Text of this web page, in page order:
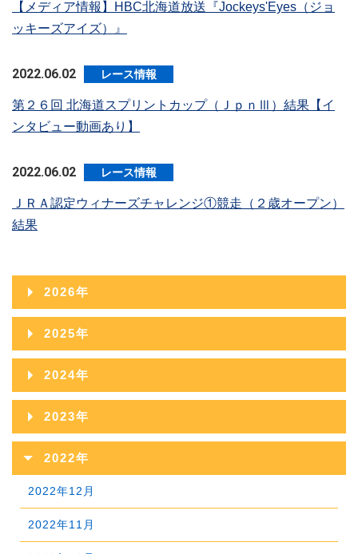
【メディア情報】HBC北海道放送『Jockeys'Eyes（ジョ
ッキーズアイズ）』
2022.06.02 レース情報
第２６回 北海道スプリントカップ（ＪｐｎⅢ）結果【イ
ンタビュー動画あり】
2022.06.02 レース情報
ＪＲＡ認定ウィナーズチャレンジ①競走（２歳オープン）
結果
2026年
2026年08月
2026年07月
2026年06月
2026年05月
2026年04月
2026年03月
2026年02月
2025年
2025年12月
2025年11月
2025年10月
2025年09月
2025年08月
2025年07月
2024年
2024年12月
2024年11月
2024年10月
2024年09月
2024年08月
2023年
2023年12月
2022年
2022年12月
2022年11月